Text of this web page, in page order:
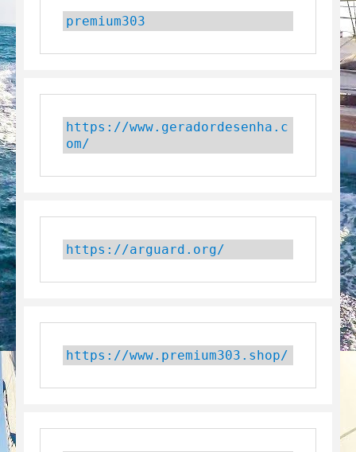
premium303
https://www.geradordesenha.c
om/
https://arguard.org/
https://www.premium303.shop/